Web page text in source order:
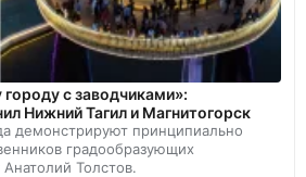
с заводчиками»:
Нижний Тагил и Магнитогорск
демонстрируют принципиально
градообразующих
Толстов.